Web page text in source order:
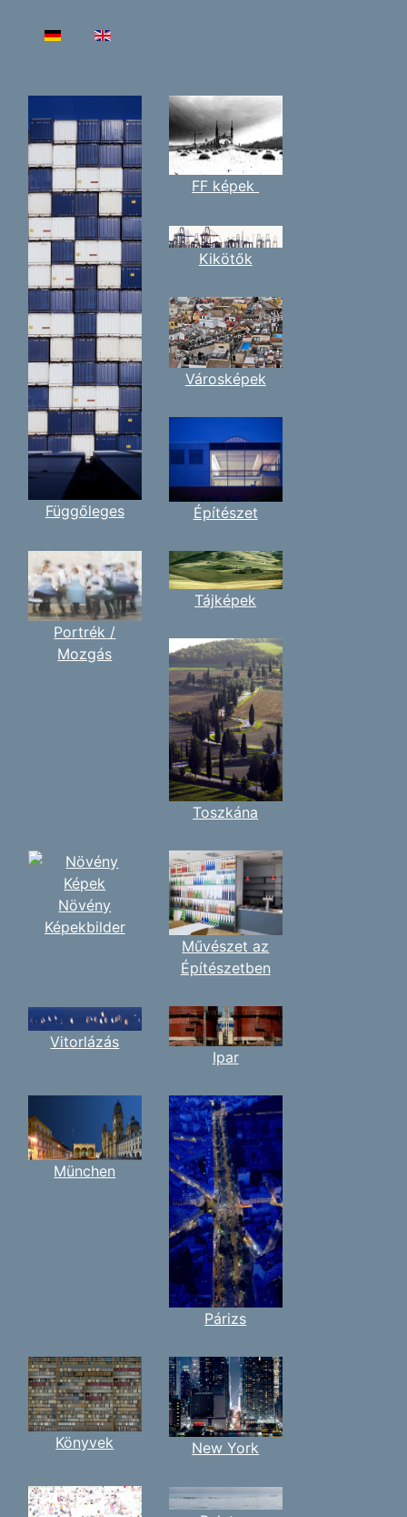
Válasszon nyelvet
Függőleges
FF képek
Kikötők
Városképek
Építészet
Portrék /
Mozgás
Tájképek
Toszkána
Növény
Képekbilder
Művészet az
Építészetben
Vitorlázás
Ipar
München
Párizs
Könyvek New York